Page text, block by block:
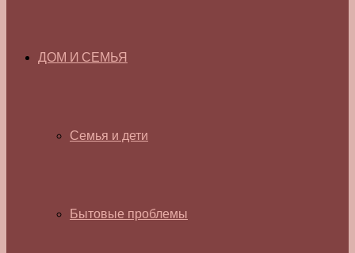
ДОМ И СЕМЬЯ
Семья и дети
Бытовые проблемы